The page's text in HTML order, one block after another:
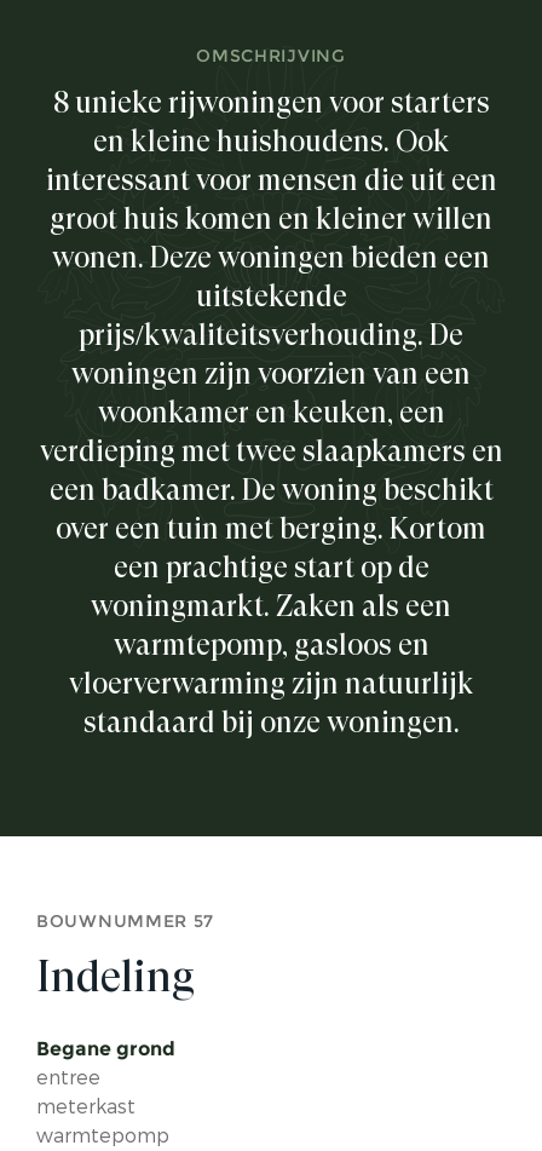
OMSCHRIJVING
8 unieke rijwoningen voor starters
en kleine huishoudens. Ook
interessant voor mensen die uit een
groot huis komen en kleiner willen
wonen. Deze woningen bieden een
uitstekende
prijs/kwaliteitsverhouding. De
woningen zijn voorzien van een
woonkamer en keuken, een
verdieping met twee slaapkamers en
een badkamer. De woning beschikt
over een tuin met berging. Kortom
een prachtige start op de
woningmarkt. Zaken als een
warmtepomp, gasloos en
vloerverwarming zijn natuurlijk
standaard bij onze woningen.
BOUWNUMMER 57
Indeling
Begane grond
entree
meterkast
warmtepomp